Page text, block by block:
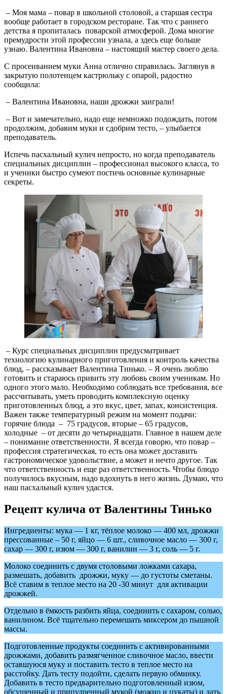
– Моя мама – повар в школьной столовой, а старшая сестра
вообще работает в городском ресторане. Так что с раннего
детства я пропиталась поварской атмосферой. Дома многие
премудрости этой профессии узнала, а здесь еще больше
узнаю. Валентина Ивановна – настоящий мастер своего дела.
С просеиванием муки Анна отлично справилась. Заглянув в
закрытую полотенцем кастрюльку с опарой, радостно
сообщила:
– Валентина Ивановна, наши дрожжи заиграли!
– Вот и замечательно, надо еще немножко подождать, потом
продолжим, добавим муки и сдобрим тесто, – улыбается
преподаватель.
Испечь пасхальный кулич непросто, но когда преподаватель
специальных дисциплин – профессионал высокого класса, то
и ученики быстро сумеют постичь основные кулинарные
секреты.
– Курс специальных дисциплин предусматривает
технологию кулинарного приготовления и контроль качества
блюд, – рассказывает Валентина Тинько. – Я очень люблю
готовить и стараюсь привить эту любовь своим ученикам. Но
одного этого мало. Необходимо соблюдать все требования, все
рассчитывать, уметь проводить комплексную оценку
приготовленных блюд, а это вкус, цвет, запах, консистенция.
Важен также температурный режим на момент подачи:
горячие блюда – 75 градусов, вторые – 65 градусов,
холодные – от десяти до четырнадцати. Главное в нашем деле
– понимание ответственности. Я всегда говорю, что повар –
профессия стратегическая, то есть она может доставить
гастрономическое удовольствие, а может и нечто другое. Так
что ответственность и еще раз ответственность. Чтобы блюдо
получилось вкусным, надо вдохнуть в него жизнь. Думаю, что
наш пасхальный кулич удастся.
Рецепт кулича от Валентины Тинько
Ингредиенты: мука — 1 кг, тёплое молоко — 400 мл, дрожжи
прессованные – 50 г, яйцо — 6 шт., сливочное масло — 300 г,
сахар — 300 г, изюм — 300 г, ванилин — 3 г, соль — 5 г.
Молоко соединить с двумя столовыми ложками сахара,
размешать, добавить дрожжи, муку — до густоты сметаны.
Всё ставим в теплое место на 20 -30 минут для активации
дрожжей.
Отдельно в ёмкость разбить яйца, соединить с сахаром, солью,
ванилином. Всё тщательно перемешать миксером до пышной
массы.
Подготовленные продукты соединить с активированными
дрожжами, добавить размягченное сливочное масло, ввести
оставшуюся муку и поставить тесто в теплое место на
расстойку. Дать тесту подойти, сделать первую обминку.
Добавить в тесто предварительно подготовленный изюм,
обсушенный и припудренный мукой (можно и цукаты) и дать